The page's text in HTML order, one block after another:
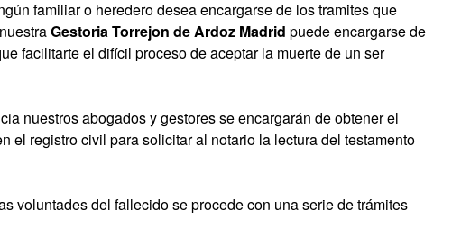
familiar o heredero desea encargarse de los tramites que
Gestoria Torrejon de Ardoz Madrid puede encargarse de
facilitarte el difícil proceso de aceptar la muerte de un ser
nuestros abogados y gestores se encargarán de obtener el
el registro civil para solicitar al notario la lectura del testamento
voluntades del fallecido se procede con una serie de trámites